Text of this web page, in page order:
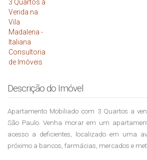
Descrição do Imóvel
Apartamento Mobiliado com 3 Quartos a
São Paulo. Venha morar em um
acesso a deficientes, localizado em uma
próximo a bancos, farmácias, mercados e